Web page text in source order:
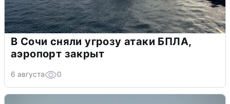
В Сочи сняли угрозу атаки БПЛА,
аэропорт закрыт
6 августа 0